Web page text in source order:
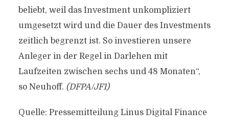
beliebt, weil das Investment unkompliziert
umgesetzt wird und die Dauer des Investments
zeitlich begrenzt ist. So investieren unsere
Anleger in der Regel in Darlehen mit
Laufzeiten zwischen sechs und 48 Monaten“,
so Neuhoff. (DFPA/JF1)
Quelle: Pressemitteilung Linus Digital Finance